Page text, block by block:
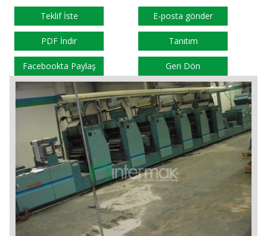
Teklif İste E-posta gönder
PDF İndir Tanıtım
Facebookta Paylaş Geri Dön